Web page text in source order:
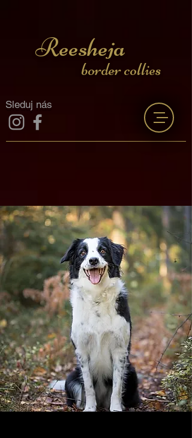
Sleduj nás
Reesheja
border collies